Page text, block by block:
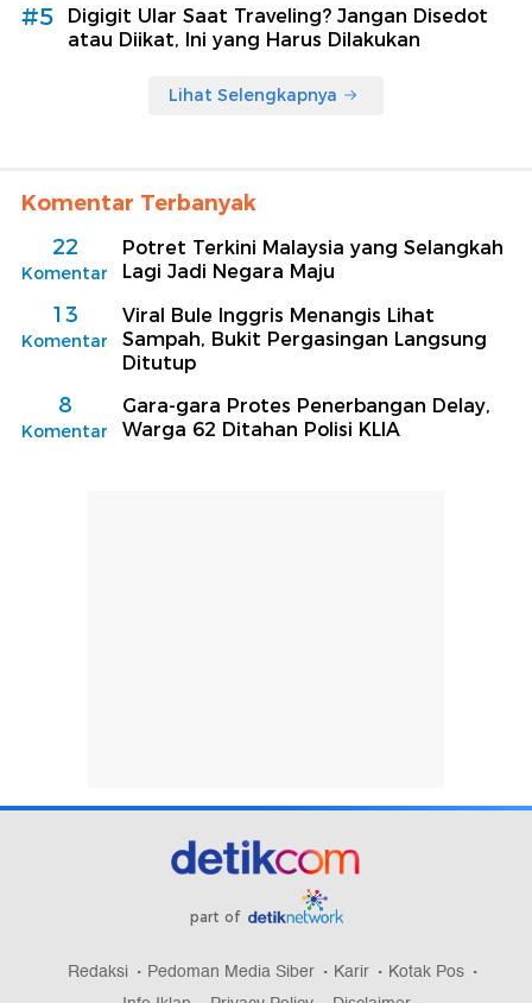
#5
Digigit Ular Saat Traveling? Jangan Disedot
atau Diikat, Ini yang Harus Dilakukan
Lihat Selengkapnya
Komentar Terbanyak
22
Komentar
Potret Terkini Malaysia yang Selangkah
Lagi Jadi Negara Maju
13
Komentar
Viral Bule Inggris Menangis Lihat
Sampah, Bukit Pergasingan Langsung
Ditutup
8
Komentar
Gara-gara Protes Penerbangan Delay,
Warga 62 Ditahan Polisi KLIA
part of
Redaksi Pedoman Media Siber Karir
Kotak Pos